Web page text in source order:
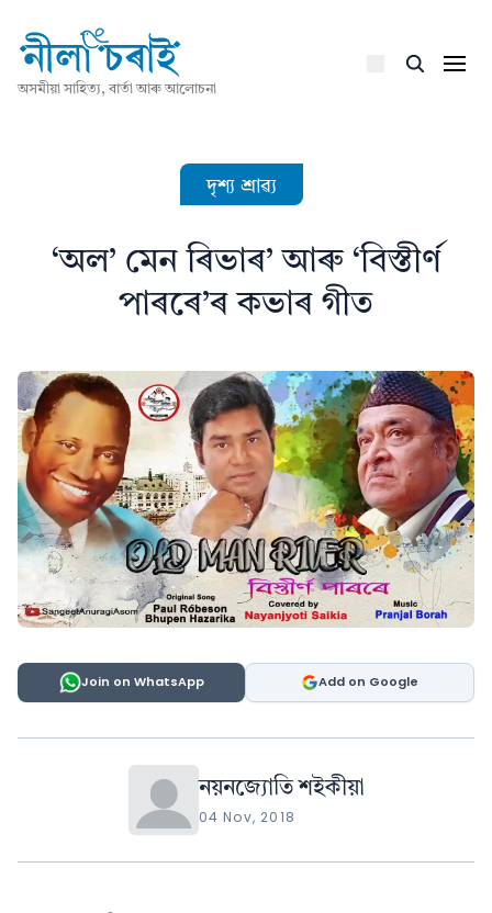
অসমীয়া সাহিত্য, বাৰ্তা আৰু আলোচনা
দৃশ্য শ্ৰাৱ্য
‘অল’ মেন ৰিভাৰ’ আৰু ‘বিস্তীৰ্ণ
পাৰৰে’ৰ কভাৰ গীত
Join on WhatsApp Add on Google
নয়নজ্যোতি শইকীয়া
04 Nov, 2018